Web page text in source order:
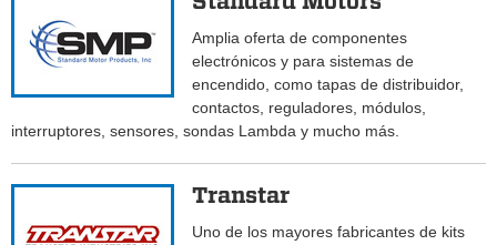
Amplia oferta de componentes
electrónicos y para sistemas de
encendido, como tapas de distribuidor,
contactos, reguladores, módulos,
interruptores, sensores, sondas Lambda y mucho más.
Transtar
Uno de los mayores fabricantes de kits